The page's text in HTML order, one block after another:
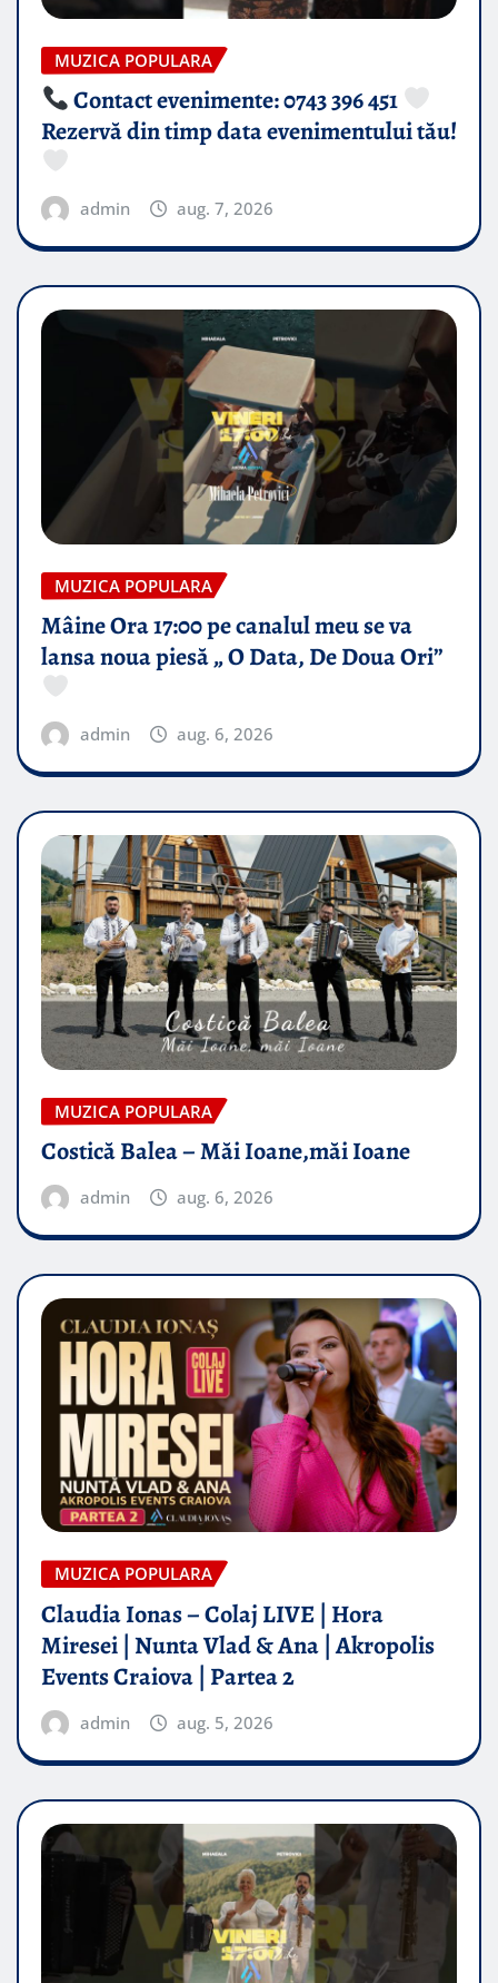
MUZICA POPULARA
Contact evenimente: 0743 396 451
Rezervă din timp data evenimentului tău!
admin aug. 7, 2026
MUZICA POPULARA
Mâine Ora 17:00 pe canalul meu se va
lansa noua piesă „ O Data, De Doua Ori”
admin aug. 6, 2026
MUZICA POPULARA
Costică Balea – Măi Ioane,măi Ioane
admin aug. 6, 2026
MUZICA POPULARA
Claudia Ionas – Colaj LIVE | Hora
Miresei | Nunta Vlad & Ana | Akropolis
Events Craiova | Partea 2
admin aug. 5, 2026